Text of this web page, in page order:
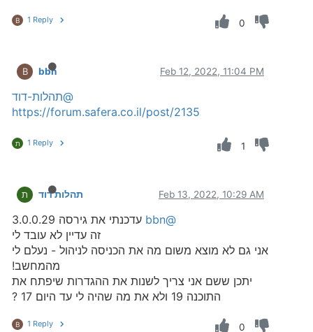
B 1 Reply 0
B bbn Feb 12, 2022, 11:04 PM
@תהלות-דוד
https://forum.safera.co.il/post/2135
ת 1 Reply 1
ת תהלות דוד Feb 13, 2022, 10:29 AM
@bbn
עדכנתי את גירסה 3.0.0.29
זה עדיין לא עובד לי
אני גם לא מוצא משום מה את הכניסה לניהול - נעלם לי
מהמחשב!
יתכן ששם אני צריך לשנות את ההגדרות שיפתח את
התוכנה 19 ולא את מה שהיה לי עד היום 17 ?
B 1 Reply 0